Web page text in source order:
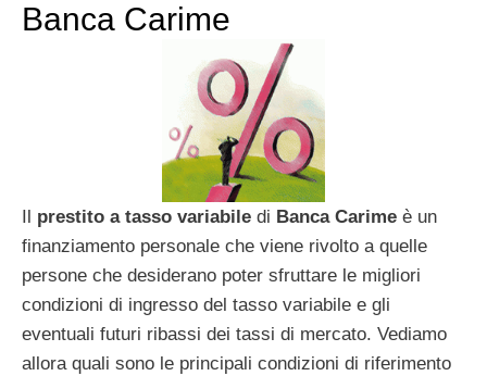
Banca Carime
prestito a tasso variabile di Banca Carime è un
finanziamento personale che viene rivolto a quelle
persone che desiderano poter sfruttare le migliori
condizioni di ingresso del tasso variabile e gli
eventuali futuri ribassi dei tassi di mercato. Vediamo
allora quali sono le principali condizioni di riferimento